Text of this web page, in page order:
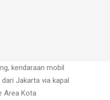
kendaraan mobil
Jakarta via kapal
Area Kota